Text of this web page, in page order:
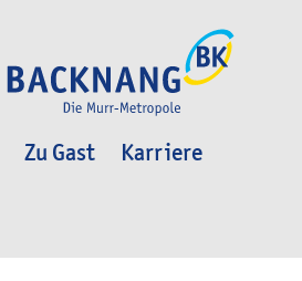
Zu Gast
Karriere